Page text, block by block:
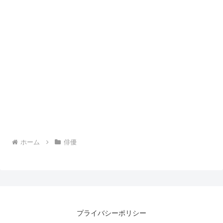
ホーム 俳優
プライバシーポリシー